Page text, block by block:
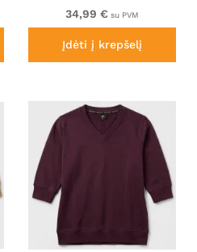
34,99 € su PVM
Įdėti į krepšelį